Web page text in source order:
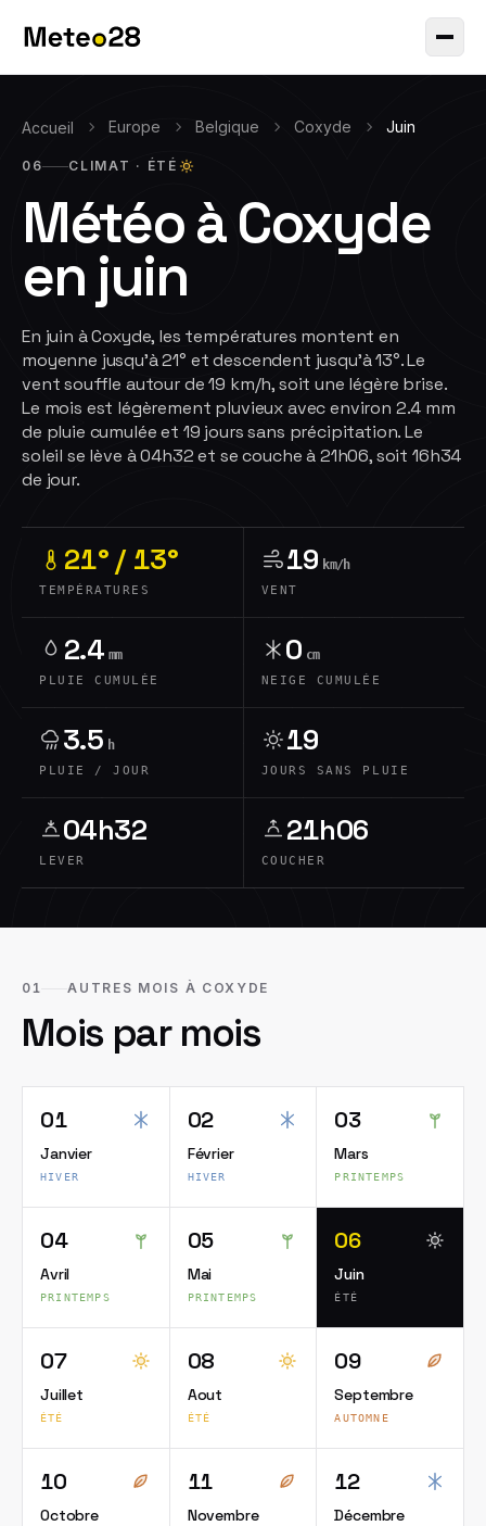
Accueil Europe Belgique Coxyde Juin
06 CLIMAT · ÉTÉ
Météo àCoxyde
en juin
En juin à Coxyde, les températures montent en
moyenne jusqu'à 21° et descendent jusqu'à 13°. Le
vent souffle autour de 19 km/h, soit une légère brise.
Le mois est légèrement pluvieux avec environ 2.4 mm
de pluie cumulée et 19 jours sans précipitation. Le
soleil se lève à 04h32 et se couche à 21h06, soit 16h34
de jour.
21° / 13°
TEMPÉRATURES
19 km/h
VENT
2.4 mm
PLUIE CUMULÉE
0 cm
NEIGE CUMULÉE
3.5 h
PLUIE / JOUR
19
JOURS SANS PLUIE
04h32
LEVER
21h06
COUCHER
01 AUTRES MOIS À COXYDE
Mois par mois
01
Janvier
HIVER
02
Février
HIVER
03
Mars
PRINTEMPS
04
Avril
PRINTEMPS
05
Mai
PRINTEMPS
06
Juin
ÉTÉ
07
Juillet
ÉTÉ
08
Aout
ÉTÉ
09
Septembre
AUTOMNE
10
Octobre
11
Novembre
12
Décembre